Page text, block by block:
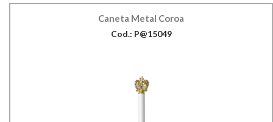
Caneta Metal Coroa
Cod.: P@15049